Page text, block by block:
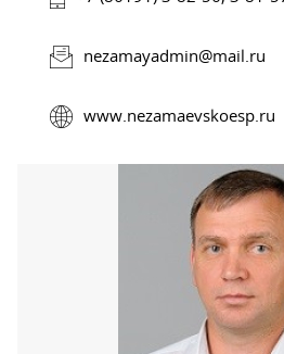
nezamayadmin@mail.ru
www.nezamaevskoesp.ru